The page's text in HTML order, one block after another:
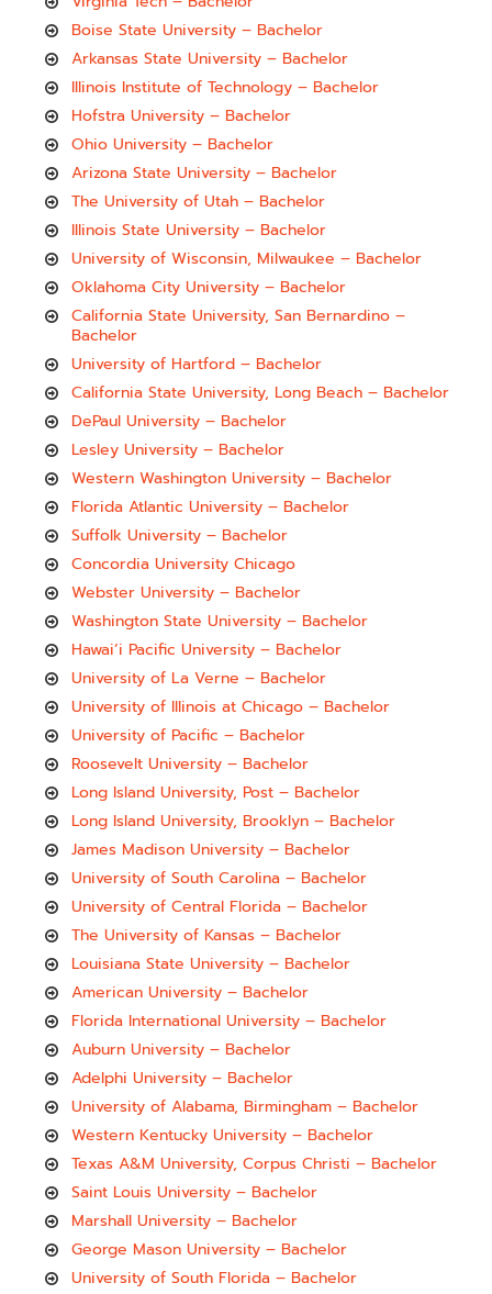
Boise State University – Bachelor
Arkansas State University – Bachelor
Illinois Institute of Technology – Bachelor
Hofstra University – Bachelor
Ohio University – Bachelor
Arizona State University – Bachelor
The University of Utah – Bachelor
Illinois State University – Bachelor
University of Wisconsin, Milwaukee – Bachelor
Oklahoma City University – Bachelor
California State University, San Bernardino –
Bachelor
University of Hartford – Bachelor
California State University, Long Beach – Bachelor
DePaul University – Bachelor
Lesley University – Bachelor
Western Washington University – Bachelor
Florida Atlantic University – Bachelor
Suffolk University – Bachelor
Concordia University Chicago
Webster University – Bachelor
Washington State University – Bachelor
Hawai’i Pacific University – Bachelor
University of La Verne – Bachelor
University of Illinois at Chicago – Bachelor
University of Pacific – Bachelor
Roosevelt University – Bachelor
Long Island University, Post – Bachelor
Long Island University, Brooklyn – Bachelor
James Madison University – Bachelor
University of South Carolina – Bachelor
University of Central Florida – Bachelor
The University of Kansas – Bachelor
Louisiana State University – Bachelor
American University – Bachelor
Florida International University – Bachelor
Auburn University – Bachelor
Adelphi University – Bachelor
University of Alabama, Birmingham – Bachelor
Western Kentucky University – Bachelor
Texas A&M University, Corpus Christi – Bachelor
Saint Louis University – Bachelor
Marshall University – Bachelor
George Mason University – Bachelor
University of South Florida – Bachelor